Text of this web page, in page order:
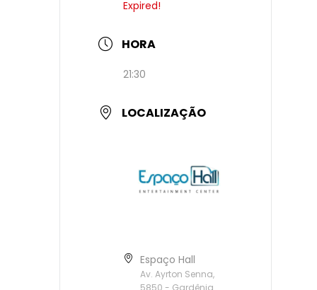
Expired!
HORA
21:30
LOCALIZAÇÃO
Espaço Hall
Av. Ayrton Senna,
5850 - Gardênia